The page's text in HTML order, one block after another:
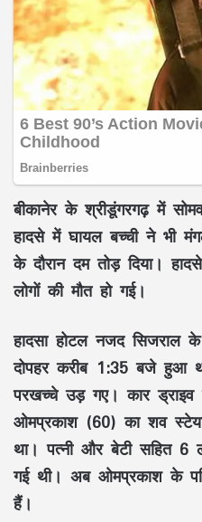
बीकानेर के श्रीडूंगरगढ़ में
हादसे में घायल बच्ची ने भी
के दौरान दम तोड़ दिया।
लोगों की मौत हो गई।
हादसा होटल नजद सिजराल
दोपहर करीब 1:35 बजे हुआ
परखच्चे उड़ गए। कार ड्राइव
ओमप्रकाश (60) का शव
था। पत्नी और बेटी सहित 6
गई थी। अब ओमप्रकाश के
हैं।